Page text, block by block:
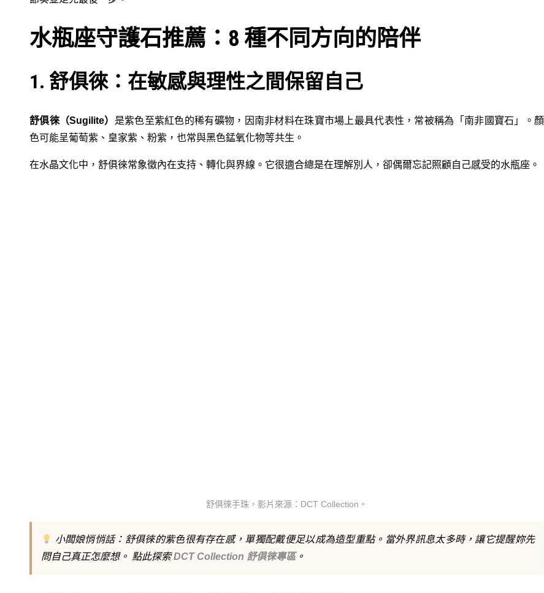
水瓶座守護石推薦：8 種不同方向的陪伴
1. 舒俱徠：在敏感與理性之間保留自己
舒俱徠（Sugilite） 是紫色至紫紅色的稀有礦物，因南非材料在珠寶市場上最具代表性，常被稱為「南非國寶石」。顏
色可能呈葡萄紫、皇家紫、粉紫，也常與黑色錳氧化物等共生。
在水晶文化中，舒俱徠常象徵內在支持、轉化與界線。它很適合總是在理解別人，卻偶爾忘記照顧自己感受的水瓶座。
舒俱徠手珠，影片來源：DCT Collection。
小闆娘悄悄話：舒俱徠的紫色很有存在感，單獨配戴便足以成為造型重點。當外界訊息太多時，讓它提醒妳先
問自己真正怎麼想。 點此探索DCT Collection 舒俱徠專區。